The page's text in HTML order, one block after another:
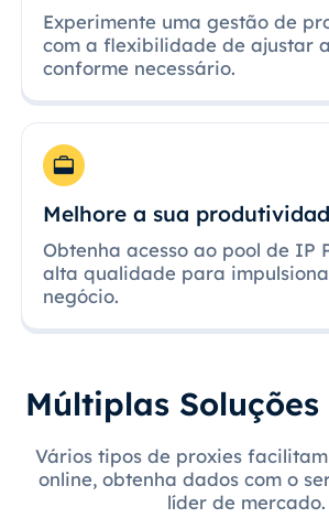
Experimente uma gestão de
com a flexibilidade de ajustar
conforme necessário.
Melhore a sua
Obtenha acesso ao pool de IP
alta qualidade para
negócio.
Múltiplas
Vários tipos de proxies
online, obtenha dados com o
líder de mercado.